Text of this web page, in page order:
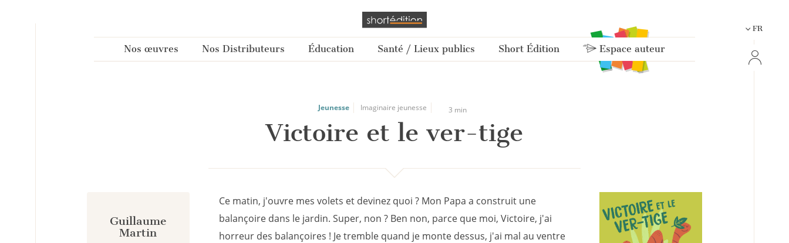
Nos œuvres Nos Distributeurs Éducation Santé / Lieux publics Short Édition Espace auteur
FR
Jeunesse Imaginaire jeunesse 3 min
Victoire et le ver-tige
Guillaume
Martin
Ce matin, j'ouvre mes volets et devinez quoi ? Mon Papa a construit une
balançoire dans le jardin. Super, non ? Ben non, parce que moi, Victoire, j'ai
horreur des balançoires ! Je tremble quand je monte dessus, j'ai mal au ventre